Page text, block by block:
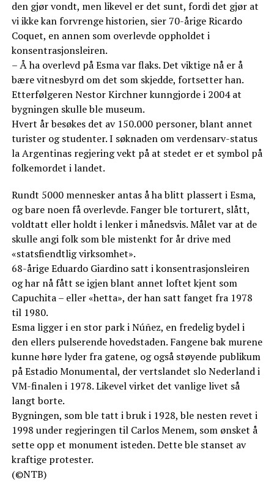
den gjør vondt, men likevel er det sunt, fordi det gjør at
vi ikke kan forvrenge historien, sier 70-årige Ricardo
Coquet, en annen som overlevde oppholdet i
konsentrasjonsleiren.
– Å ha overlevd på Esma var flaks. Det viktige nå er å
bære vitnesbyrd om det som skjedde, fortsetter han.
Etterfølgeren Nestor Kirchner kunngjorde i 2004 at
bygningen skulle ble museum.
Hvert år besøkes det av 150.000 personer, blant annet
turister og studenter. I søknaden om verdensarv-status
la Argentinas regjering vekt på at stedet er et symbol på
folkemordet i landet.
Rundt 5000 mennesker antas å ha blitt plassert i Esma,
og bare noen få overlevde. Fanger ble torturert, slått,
voldtatt eller holdt i lenker i månedsvis. Målet var at de
skulle angi folk som ble mistenkt for år drive med
«statsfiendtlig virksomhet».
68-årige Eduardo Giardino satt i konsentrasjonsleiren
og har nå fått se igjen blant annet loftet kjent som
Capuchita – eller «hetta», der han satt fanget fra 1978
til 1980.
Esma ligger i en stor park i Núñez, en fredelig bydel i
den ellers pulserende hovedstaden. Fangene bak murene
kunne høre lyder fra gatene, og også støyende publikum
på Estadio Monumental, der vertslandet slo Nederland i
VM-finalen i 1978. Likevel virket det vanlige livet så
langt borte.
Bygningen, som ble tatt i bruk i 1928, ble nesten revet i
1998 under regjeringen til Carlos Menem, som ønsket å
sette opp et monument isteden. Dette ble stanset av
kraftige protester.
(©NTB)